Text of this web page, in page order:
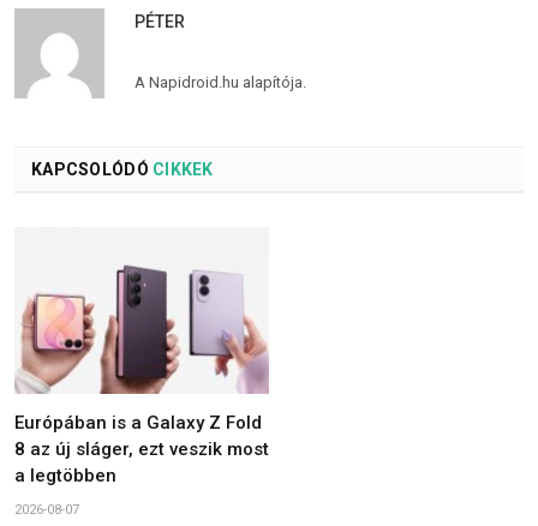
PÉTER
A Napidroid.hu alapítója.
KAPCSOLÓDÓ CIKKEK
Európában is a Galaxy Z Fold
8 az új sláger, ezt veszik most
a legtöbben
2026-08-07